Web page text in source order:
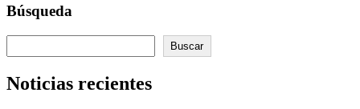
Búsqueda
Buscar
Noticias recientes